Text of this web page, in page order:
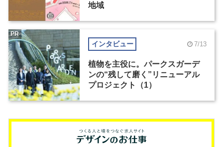
地域
インタビュー 7/13
植物を主役に。パークスガーデ
ンの“残して磨く”リニューアル
プロジェクト（1）
PR